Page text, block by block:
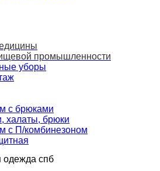
промышленности
уборы
с брюками
халаты, брюки
с П/комбинезоном